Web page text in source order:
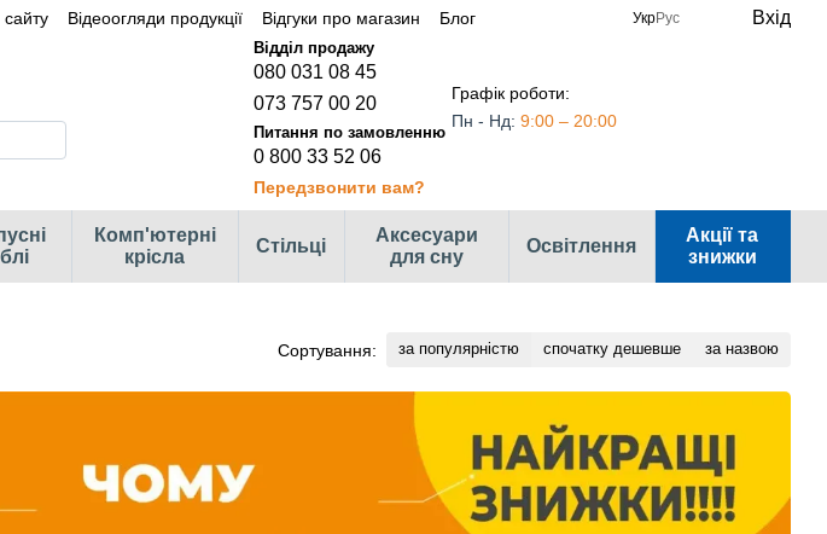
Відеоогляди продукції Відгуки про магазин
Блог
УкрРус Вхід
080 031 08 45
073 757 00 20
0 800 33 52 06
Передзвонити вам?
Графік роботи:
Пн - Нд:9:00 – 20:00
Комп'ютерні
крісла
Стільці
Аксесуари
для сну
Освітлення
Акції та
знижки
Сортування: за популярністю спочатку дешевше за назвою